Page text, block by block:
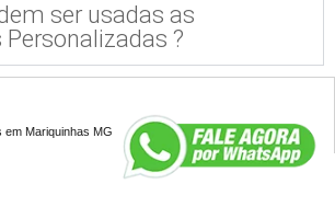
ser usadas as
?
Mariquinhas MG